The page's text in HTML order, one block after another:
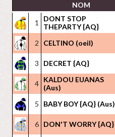
NOM
1
DONT STOP
THEPARTY {AQ}
2 CELTINO (oeil)
3 DECRET {AQ}
4 KALDOU EUANAS
(Aus)
5
BABY BOY {AQ} (Aus)
6 DON'T WORRY {AQ}